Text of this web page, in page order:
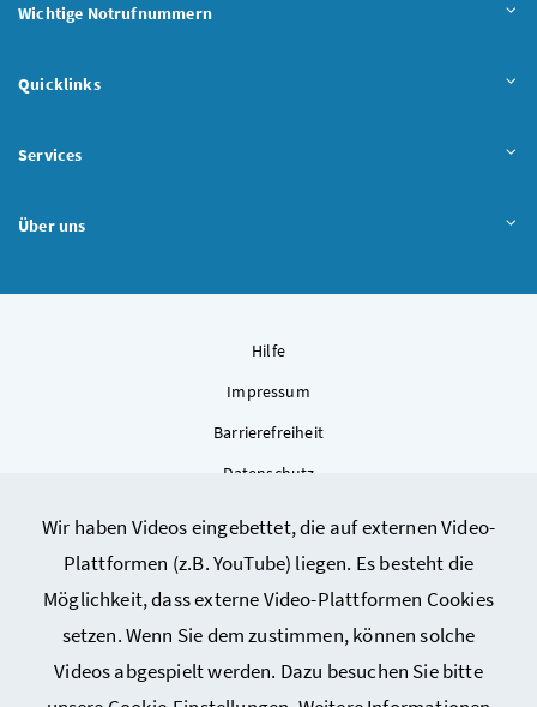
Wir haben Videos eingebettet, die auf externen Video-
Plattformen (z.B. YouTube) liegen. Es besteht die
Möglichkeit, dass externe Video-Plattformen Cookies
setzen. Wenn Sie dem zustimmen, können solche
Videos abgespielt werden. Dazu besuchen Sie bitte
Wichtige Notrufnummern
Quicklinks
Services
Über uns
Hilfe
Impressum
Barrierefreiheit
Datenschutz
Sitemap
Cookie-Einstellungen